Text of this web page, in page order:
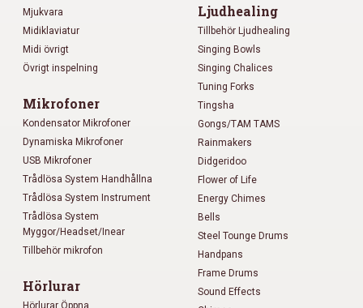
Mjukvara
Midiklaviatur
Midi övrigt
Övrigt inspelning
Mikrofoner
Kondensator Mikrofoner
Dynamiska Mikrofoner
USB Mikrofoner
Trådlösa System Handhållna
Trådlösa System Instrument
Trådlösa System
Myggor/Headset/Inear
Tillbehör mikrofon
Hörlurar
Hörlurar Öppna
Ljudhealing
Tillbehör Ljudhealing
Singing Bowls
Singing Chalices
Tuning Forks
Tingsha
Gongs/TAM TAMS
Rainmakers
Didgeridoo
Flower of Life
Energy Chimes
Bells
Steel Tounge Drums
Handpans
Frame Drums
Sound Effects